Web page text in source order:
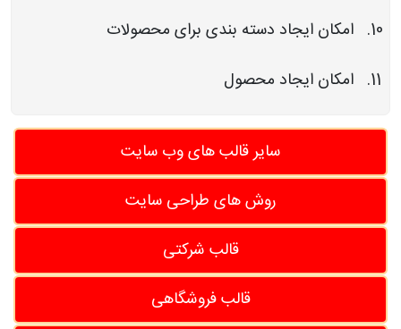
امکان ایجاد دسته بندی برای محصولات
امکان ایجاد محصول
سایر قالب های وب سایت
روش های طراحی سایت
قالب شرکتی
قالب فروشگاهی